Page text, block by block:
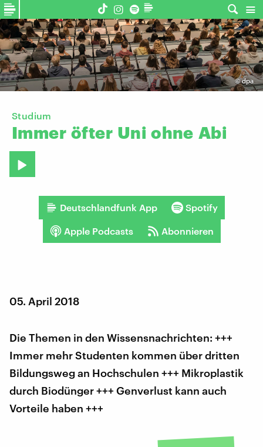
©dpa
Studium
Immer öfter Uni ohne Abi
Deutschlandfunk App Spotify
Apple Podcasts Abonnieren
05. April 2018
Die Themen in den Wissensnachrichten: +++
Immer mehr Studenten kommen über dritten
Bildungsweg an Hochschulen +++ Mikroplastik
durch Biodünger +++ Genverlust kann auch
Vorteile haben +++